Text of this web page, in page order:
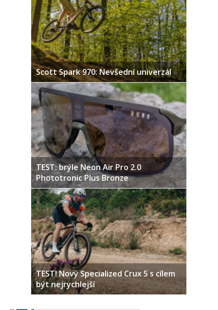
Scott Spark 970: Nevšední univerzál
TEST: brýle Neon Air Pro 2.0
Phototronic Plus Bronze
TEST! Nový Specialized Crux 5 s cílem
být nejrychlejší